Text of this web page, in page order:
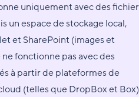
uniquement avec des
un espace de stockage local,
et SharePoint (images et
fonctionne pas avec des
à partir de plateformes de
(telles que DropBox et